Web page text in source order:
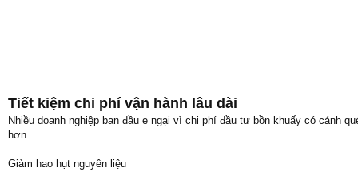
Tiết kiệm chi phí vận hành lâu dài
Nhiều doanh nghiệp ban đầu e ngại vì chi phí đầu tư bồn khuấy có cánh
hơn.
Giảm hao hụt nguyên liệu